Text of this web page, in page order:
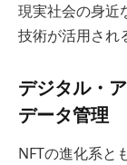
現実社会の身近
技術が活用され
デジタル・
データ管理
NFTの進化系と